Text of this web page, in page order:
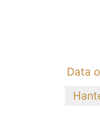
Data